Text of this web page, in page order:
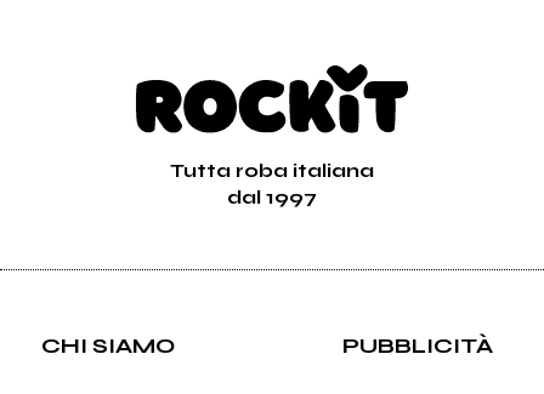
Tutta roba italiana
dal 1997
CHI SIAMO PUBBLICITÀ